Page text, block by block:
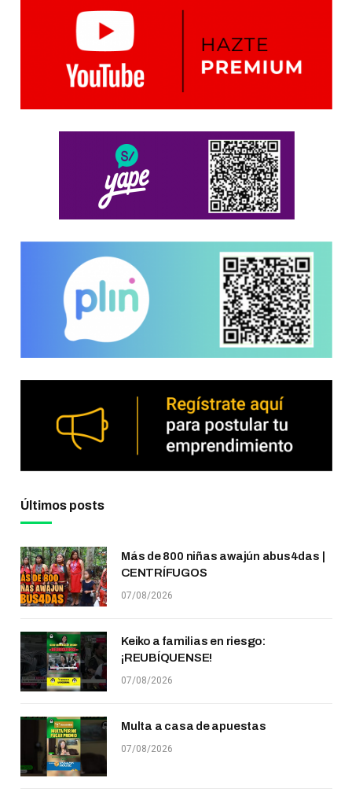
Últimos posts
Más de 800 niñas awajún abus4das |
CENTRÍFUGOS
07/08/2026
Keiko a familias en riesgo:
¡REUBÍQUENSE!
07/08/2026
Multa a casa de apuestas
07/08/2026